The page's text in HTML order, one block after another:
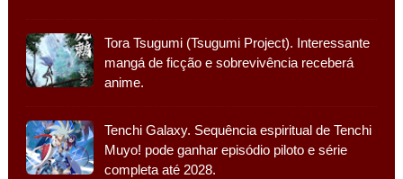
Tora Tsugumi (Tsugumi Project). Interessante
mangá de ficção e sobrevivência receberá
anime.
Tenchi Galaxy. Sequência espiritual de Tenchi
Muyo! pode ganhar episódio piloto e série
completa até 2028.